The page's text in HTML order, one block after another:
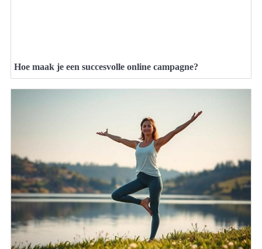
Hoe maak je een succesvolle online campagne?